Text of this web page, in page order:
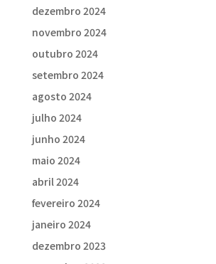
dezembro 2024
novembro 2024
outubro 2024
setembro 2024
agosto 2024
julho 2024
junho 2024
maio 2024
abril 2024
fevereiro 2024
janeiro 2024
dezembro 2023